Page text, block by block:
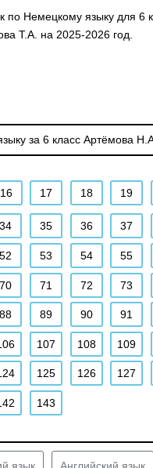
Немецкому языку для 6
Т.А. на 2025-2026 год.
за 6 класс Артёмова
16 17 18 19
34 35 36 37
52 53 54 55
70 71 72 73
88 89 90 91
107 108 109
125 126 127
143